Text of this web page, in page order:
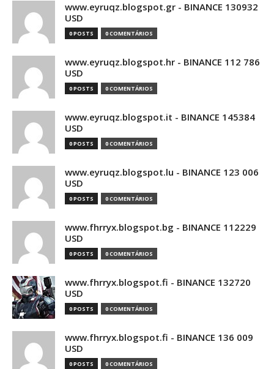
www.eyruqz.blogspot.gr - BINANCE 130932
USD
0 POSTS 0 COMENTÁRIOS
www.eyruqz.blogspot.hr - BINANCE 112 786
USD
0 POSTS 0 COMENTÁRIOS
www.eyruqz.blogspot.it - BINANCE 145384
USD
0 POSTS 0 COMENTÁRIOS
www.eyruqz.blogspot.lu - BINANCE 123 006
USD
0 POSTS 0 COMENTÁRIOS
www.fhrryx.blogspot.bg - BINANCE 112229
USD
0 POSTS 0 COMENTÁRIOS
www.fhrryx.blogspot.fi - BINANCE 132720
USD
0 POSTS 0 COMENTÁRIOS
www.fhrryx.blogspot.fi - BINANCE 136 009
USD
0 POSTS 0 COMENTÁRIOS